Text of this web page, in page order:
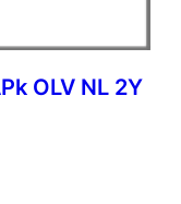
OLV NL 2Y